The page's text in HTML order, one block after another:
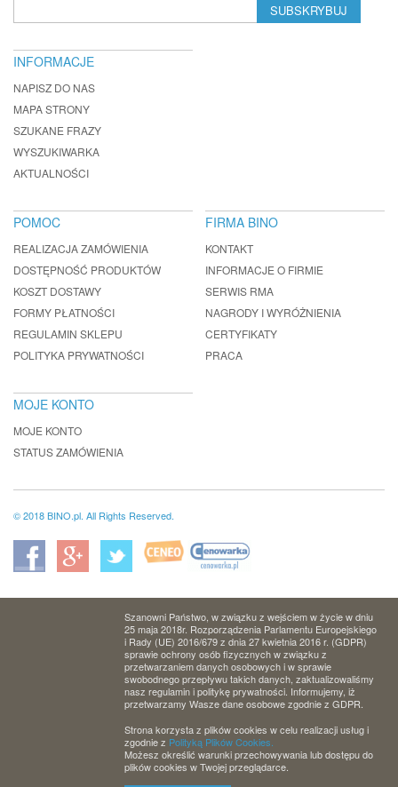
SUBSKRYBUJ
INFORMACJE
NAPISZ DO NAS
MAPA STRONY
SZUKANE FRAZY
WYSZUKIWARKA
AKTUALNOŚCI
POMOC
REALIZACJA ZAMÓWIENIA
DOSTĘPNOŚĆ PRODUKTÓW
KOSZT DOSTAWY
FORMY PŁATNOŚCI
REGULAMIN SKLEPU
POLITYKA PRYWATNOŚCI
FIRMA BINO
KONTAKT
INFORMACJE O FIRMIE
SERWIS RMA
NAGRODY I WYRÓŻNIENIA
CERTYFIKATY
PRACA
MOJE KONTO
MOJE KONTO
STATUS ZAMÓWIENIA
© 2018 BINO.pl. All Rights Reserved.
Szanowni Państwo, w związku z wejściem w życie w dniu
25 maja 2018r. Rozporządzenia Parlamentu Europejskiego
i Rady (UE) 2016/679 z dnia 27 kwietnia 2016 r. (GDPR)
sprawie ochrony osób fizycznych w związku z
przetwarzaniem danych osobowych i w sprawie
swobodnego przepływu takich danych, zaktualizowaliśmy
nasz regulamin i politykę prywatności. Informujemy, iż
przetwarzamy Wasze dane osobowe zgodnie z GDPR.
Strona korzysta z plików cookies w celu realizacji usług i
zgodnie z Polityką Plików Cookies.
Możesz określić warunki przechowywania lub dostępu do
plików cookies w Twojej przeglądarce.